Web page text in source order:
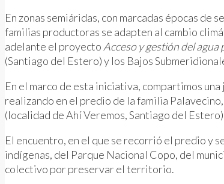
En zonas semiáridas, con marcadas épocas
familias productoras se adapten al cambio
adelante el proyecto Acceso y gestión del
(Santiago del Estero) y los Bajos
En el marco de esta iniciativa, compartimos
realizando en el predio de la familia
(localidad de Ahí Veremos, Santiago del
El encuentro, en el que se recorrió el predio y
indígenas, del Parque Nacional Copo, del
colectivo por preservar el territorio.